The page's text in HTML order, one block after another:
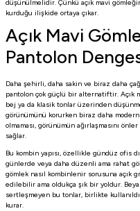
düşünülmelidir. Çünkü açık mavi
kurduğu ilişkide ortaya çıkar.
Açık Mavi
Pantolon
Daha şehirli, daha sakin ve biraz daha
pantolon çok güçlü bir alternatiftir. Açık
bej ya da klasik tonlar üzerinden
görünümünü korurken biraz daha
olmaması, görünümün ağırlaşmasını
sağlar.
Bu kombin yapısı, özellikle gündüz ofis
günlerde veya daha düzenli ama rahat
gömlek nasıl kombinlenir sorusuna açık
edilebilir ama oldukça şık bir yoldur.
sertleşmeyen bu tonlar, birlikte
kurar.